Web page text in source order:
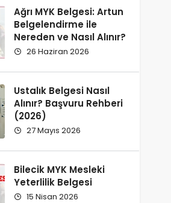
Ağrı MYK Belgesi: Artun
Belgelendirme ile
Nereden ve Nasıl Alınır?
26 Haziran 2026
Ustalık Belgesi Nasıl
Alınır? Başvuru Rehberi
(2026)
27 Mayıs 2026
Bilecik MYK Mesleki
Yeterlilik Belgesi
15 Nisan 2026